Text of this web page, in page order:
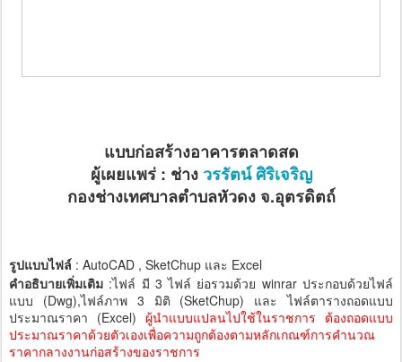
แบบก่อสร้างอาคารตลาดสด
ผู้เผยแพร่: ช่างวรรัตน์ ศิริเจริญ
กองช่างเทศบาลตำบลหัวดง จ.อุตรดิตถ์
รูปแบบไฟล์ : AutoCAD , SketChup และ Excel
คำอธิบายเพิ่มเติม :ไฟล์ มี 3 ไฟล์ ย่อรวมด้วย winrar ประกอบด้วยไฟล์
แบบ (Dwg),ไฟล์ภาพ 3 มิติ (SketChup) และ ไฟล์ตารางถอดแบบ
ประมาณราคา (Excel) ผู้นำแบบแปลนไปใช้ในราชการ ต้องถอดแบบ
ประมาณราคาด้วยตัวเองเพื่อความถูกต้องตามหลักเกณฑ์การคำนวณ
ราคากลางงานก่อสร้างของราชการ